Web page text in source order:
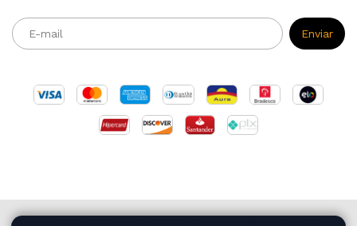
Copyright Primazia Concursos - 2026. Todos os direitos reservados.